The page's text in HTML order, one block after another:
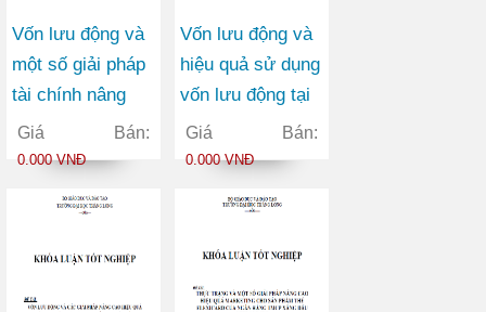
Vốn lưu động và
một số giải pháp
tài chính nâng
cao hiệu quả sử
dụng vốn lưu
Cổ phần May
Giá Bán:
0.000 VNĐ
Vốn lưu động và
hiệu quả sử dụng
vốn lưu động tại
công ty TNHH
vận tải container
Giá Bán:
0.000 VNĐ